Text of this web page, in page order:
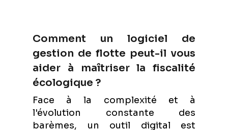
Comment un logiciel de
gestion de flotte peut-il vous
aider à maîtriser la fiscalité
écologique ?
Face à la complexité et à
l'évolution constante des
barèmes, un outil digital est